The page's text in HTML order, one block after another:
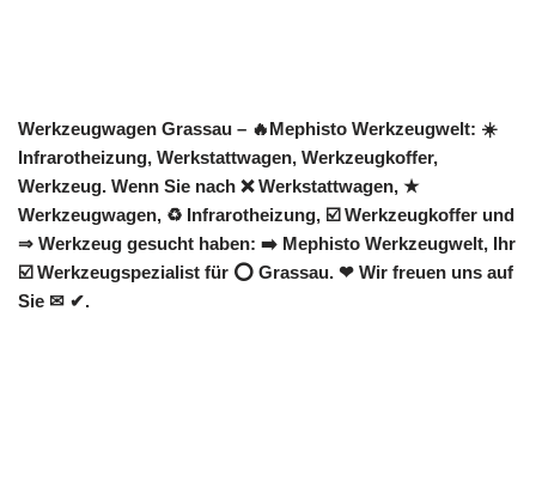
Werkzeugwagen Grassau – 🔥Mephisto Werkzeugwelt: ☀️
Infrarotheizung, Werkstattwagen, Werkzeugkoffer,
Werkzeug. Wenn Sie nach ❌ Werkstattwagen, ★
Werkzeugwagen, ♻ Infrarotheizung, ☑️ Werkzeugkoffer und
⇒ Werkzeug gesucht haben: ➡️ Mephisto Werkzeugwelt, Ihr
☑️ Werkzeugspezialist für ⭕ Grassau. ❤ Wir freuen uns auf
Sie ✉ ✔.